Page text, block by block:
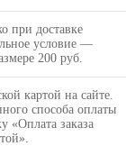
при доставке
условие —
200 руб.
картой на сайте.
способа оплаты
«Оплата заказа